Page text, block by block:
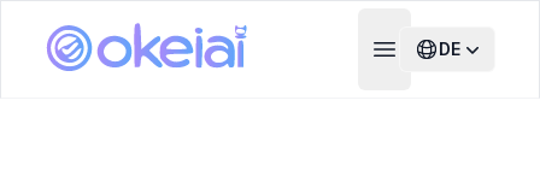
Open main menu
DE